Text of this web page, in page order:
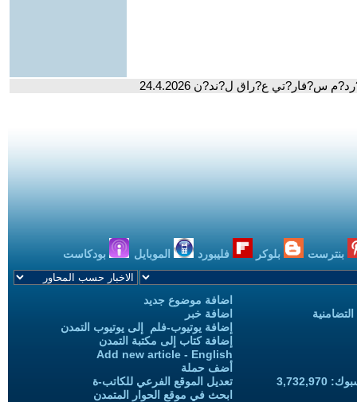
ع?راق ل?ند?ن 24.4.2026
بنترست بلوكر فليبورد الموبايل بودكاست
اضافة موضوع جديد
اضافة خبر
إضافة يوتيوب-فلم إلى يوتيوب التمدن
إضافة كتاب إلى مكتبة التمدن
Add new article - English
أضف حملة
تعديل الموقع الفرعي للكاتب-ة
ابحث في موقع الحوار المتمدن